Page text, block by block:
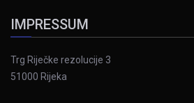
IMPRESSUM
Trg Riječke rezolucije 3
51000 Rijeka